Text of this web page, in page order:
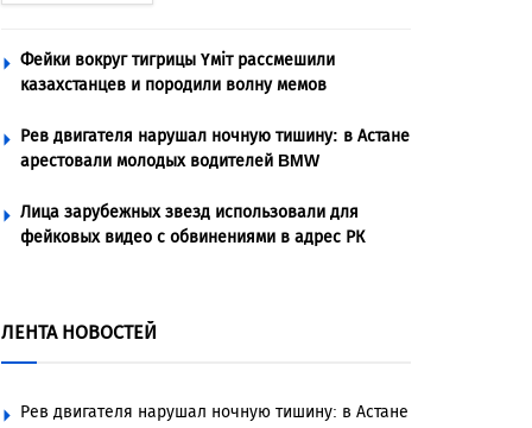
Фейки вокруг тигрицы Үміт рассмешили
казахстанцев и породили волну мемов
Рев двигателя нарушал ночную тишину: в Астане
арестовали молодых водителей BMW
Лица зарубежных звезд использовали для
фейковых видео с обвинениями в адрес РК
ЛЕНТА НОВОСТЕЙ
Рев двигателя нарушал ночную тишину: в Астане